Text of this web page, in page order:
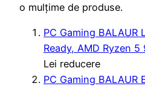
o mulțime de produse.
PC Gaming BALAUR
Ready, AMD Ryzen
Lei reducere
PC Gaming BALAUR